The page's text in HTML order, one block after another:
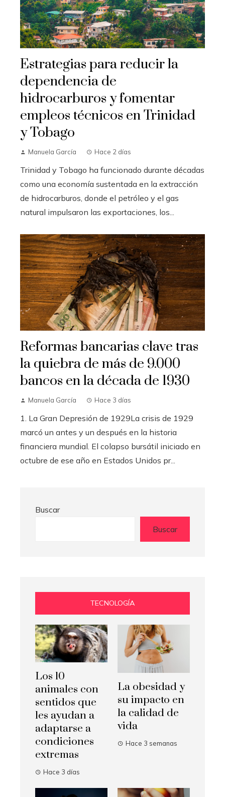
Estrategias para reducir la
dependencia de
hidrocarburos y fomentar
empleos técnicos en Trinidad
y Tobago
Manuela García Hace 2 días
Trinidad y Tobago ha funcionado durante décadas
como una economía sustentada en la extracción
de hidrocarburos, donde el petróleo y el gas
natural impulsaron las exportaciones, los...
Reformas bancarias clave tras
la quiebra de más de 9.000
bancos en la década de 1930
Manuela García Hace 3 días
1. La Gran Depresión de 1929La crisis de 1929
marcó un antes y un después en la historia
financiera mundial. El colapso bursátil iniciado en
octubre de ese año en Estados Unidos pr...
Buscar
Buscar
TECNOLOGÍA
Los 10
animales con
sentidos que
les ayudan a
adaptarse a
condiciones
extremas
Hace 3 días
La obesidad y
su impacto en
la calidad de
vida
Hace 3 semanas